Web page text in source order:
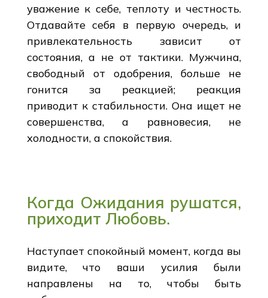
уважение к себе, теплоту и честность.
Отдавайте себя в первую очередь, и
привлекательность зависит от
состояния, а не от тактики. Мужчина,
свободный от одобрения, больше не
гонится за реакцией; реакция
приводит к стабильности. Она ищет не
совершенства, а равновесия, не
холодности, а спокойствия.
Когда Ожидания рушатся,
приходит Любовь.
Наступает спокойный момент, когда вы
видите, что ваши усилия были
направлены на то, чтобы быть